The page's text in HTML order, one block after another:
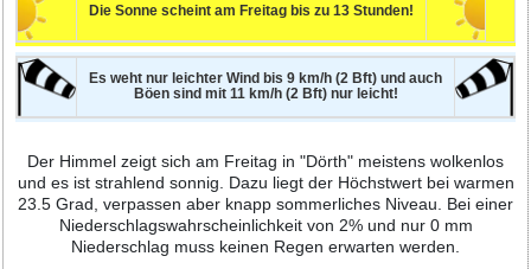
Die Sonne scheint am Freitag bis zu 13 Stunden!
Es weht nur leichter Wind bis 9 km/h (2 Bft) und auch
Böen sind mit 11 km/h (2 Bft) nur leicht!
Der Himmel zeigt sich am Freitag in "Dörth" meistens wolkenlos
und es ist strahlend sonnig. Dazu liegt der Höchstwert bei warmen
23.5 Grad, verpassen aber knapp sommerliches Niveau. Bei einer
Niederschlagswahrscheinlichkeit von 2% und nur 0 mm
Niederschlag muss keinen Regen erwarten werden.